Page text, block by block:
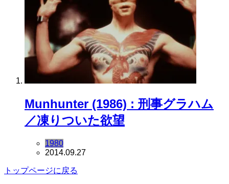
Munhunter (1986) : 刑事グラハム
／凍りついた欲望
1980
2014.09.27
トップページに戻る